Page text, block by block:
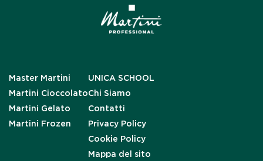
Master Martini
Martini Cioccolato
Martini Gelato
Martini Frozen
UNICA SCHOOL
Chi Siamo
Contatti
Privacy Policy
Cookie Policy
Mappa del sito